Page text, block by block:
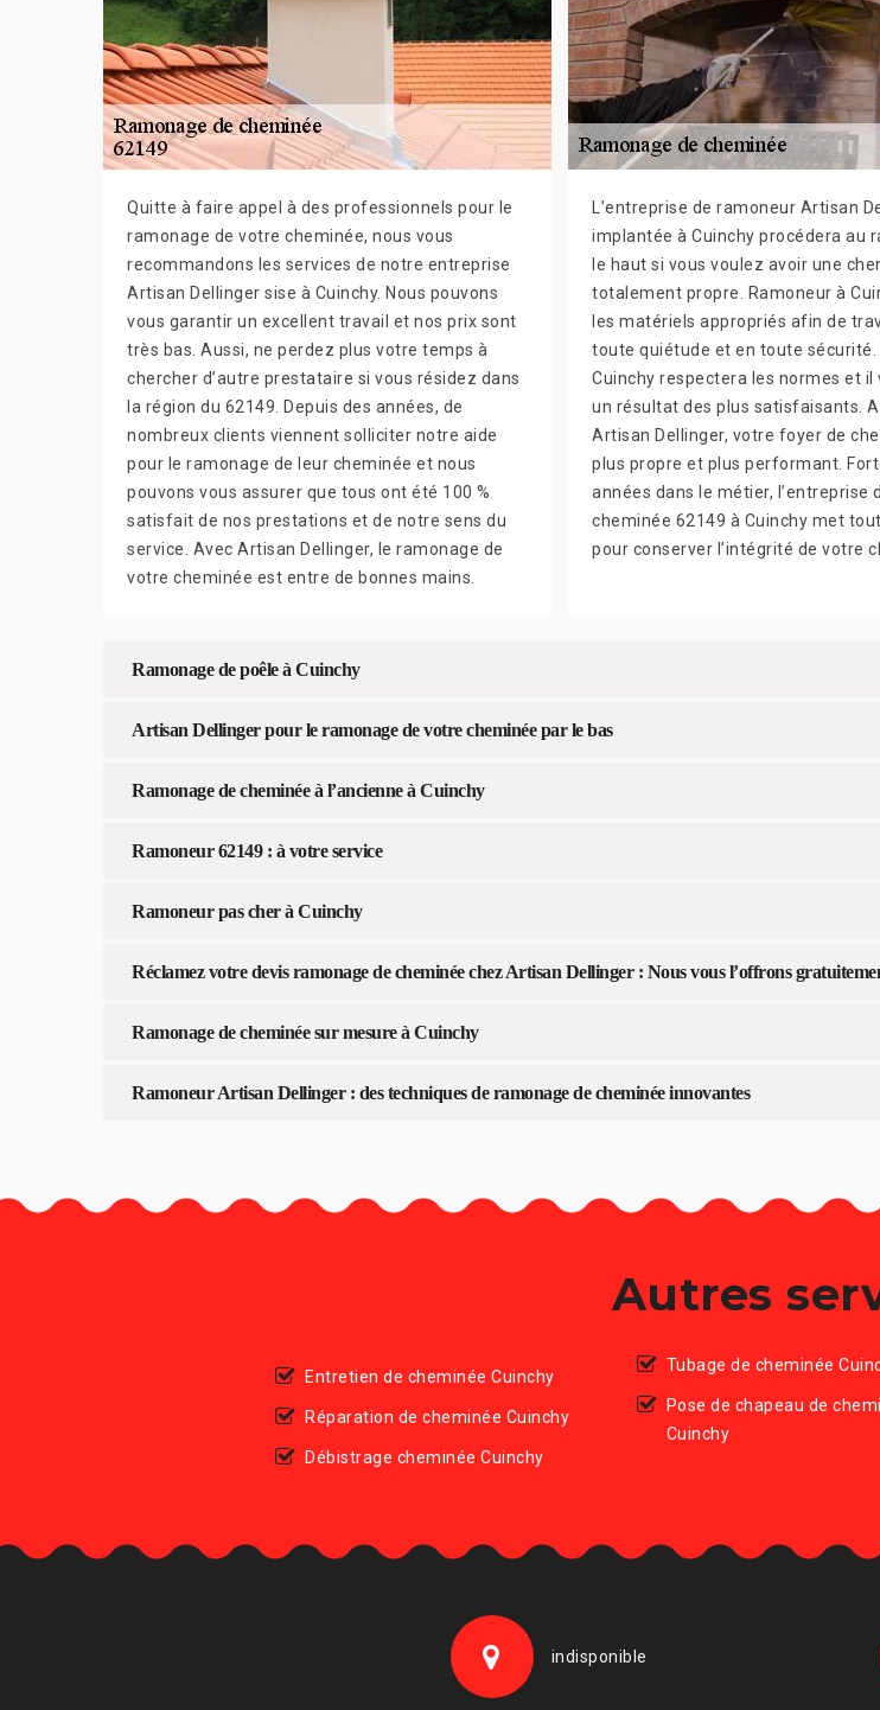
Quitte à faire appel à des professionnels pour le
ramonage de votre cheminée, nous vous
recommandons les services de notre entreprise
Artisan Dellinger sise à Cuinchy. Nous pouvons
vous garantir un excellent travail et nos prix sont
très bas. Aussi, ne perdez plus votre temps à
chercher d’autre prestataire si vous résidez dans
la région du 62149. Depuis des années, de
nombreux clients viennent solliciter notre aide
pour le ramonage de leur cheminée et nous
pouvons vous assurer que tous ont été 100 %
satisfait de nos prestations et de notre sens du
service. Avec Artisan Dellinger, le ramonage de
votre cheminée est entre de bonnes mains.
L’entreprise de ramoneur Artisan
implantée à Cuinchy procédera au
le haut si vous voulez avoir une
totalement propre. Ramoneur à
les matériels appropriés afin de
toute quiétude et en toute sécurité.
Cuinchy respectera les normes et il
un résultat des plus satisfaisants.
Artisan Dellinger, votre foyer de
plus propre et plus performant.
années dans le métier, l’entreprise
cheminée 62149 à Cuinchy met
pour conserver l’intégrité de votre
Ramonage de poêle à Cuinchy
Artisan Dellinger pour le ramonage de votre cheminée par le bas
Ramonage de cheminée à l’ancienne à Cuinchy
Ramoneur 62149 : à votre service
Ramoneur pas cher à Cuinchy
Réclamez votre devis ramonage de cheminée chez Artisan Dellinger : Nous vous l’offrons
Ramonage de cheminée sur mesure à Cuinchy
Ramoneur Artisan Dellinger : des techniques de ramonage de cheminée innovantes
Autres
Entretien de cheminée Cuinchy
Réparation de cheminée Cuinchy
Débistrage cheminée Cuinchy
Tubage de cheminée
Pose de chapeau de
Cuinchy
indisponible